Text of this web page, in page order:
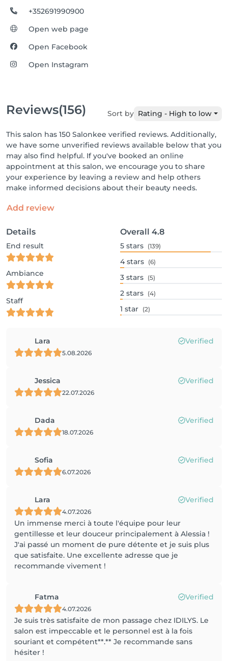
+352691990900
Open web page
Open Facebook
Open Instagram
Reviews(156) Sort by Rating - High to low
This salon has 150 Salonkee verified reviews. Additionally,
we have some unverified reviews available below that you
may also find helpful. If you've booked an online
appointment at this salon, we encourage you to share
your experience by leaving a review and help others
make informed decisions about their beauty needs.
Add review
Details
End result
Ambiance
Staff
Overall 4.8
5 stars (139)
4 stars (6)
3 stars (5)
2 stars (4)
1 star (2)
Lara Verified
5.08.2026
Jessica Verified
22.07.2026
Dada Verified
18.07.2026
Sofia Verified
6.07.2026
Lara Verified
4.07.2026
Un immense merci à toute l'équipe pour leur
gentillesse et leur douceur principalement à Alessia !
J'ai passé un moment de pure détente et je suis plus
que satisfaite. Une excellente adresse que je
recommande vivement !
Fatma Verified
4.07.2026
Je suis très satisfaite de mon passage chez IDILYS. Le
salon est impeccable et le personnel est à la fois
souriant et compétent**.** Je recommande sans
hésiter !